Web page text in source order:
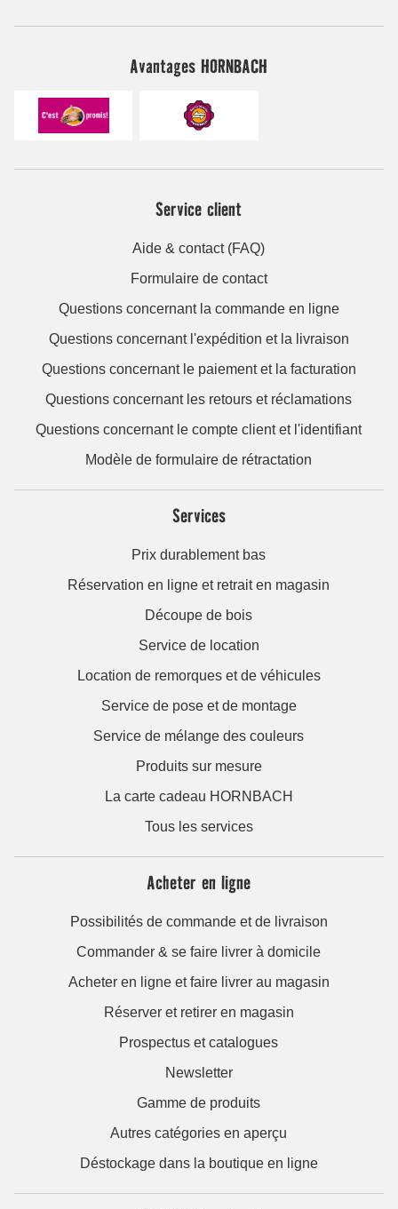
Avantages HORNBACH
Service client
Aide & contact (FAQ)
Formulaire de contact
Questions concernant la commande en ligne
Questions concernant l'expédition et la livraison
Questions concernant le paiement et la facturation
Questions concernant les retours et réclamations
Questions concernant le compte client et l'identifiant
Modèle de formulaire de rétractation
Services
Prix durablement bas
Réservation en ligne et retrait en magasin
Découpe de bois
Service de location
Location de remorques et de véhicules
Service de pose et de montage
Service de mélange des couleurs
Produits sur mesure
La carte cadeau HORNBACH
Tous les services
Acheter en ligne
Possibilités de commande et de livraison
Commander & se faire livrer à domicile
Acheter en ligne et faire livrer au magasin
Réserver et retirer en magasin
Prospectus et catalogues
Newsletter
Gamme de produits
Autres catégories en aperçu
Déstockage dans la boutique en ligne